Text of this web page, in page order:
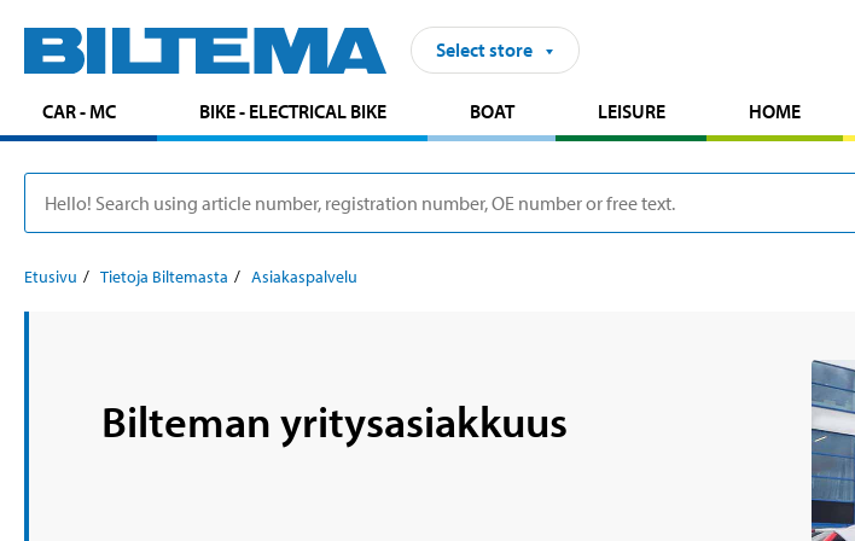
Select store
CAR - MC BIKE - ELECTRICAL BIKE BOAT LEISURE HOME
Etusivu Tietoja Biltemasta Asiakaspalvelu
Bilteman yritysasiakkuus